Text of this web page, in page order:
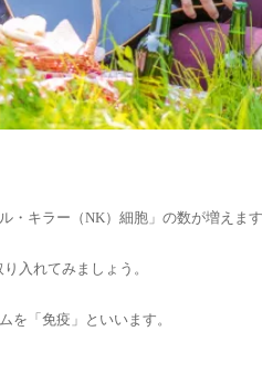
・キラー（NK）細胞」の数が増えま
入れてみましょう。
を「免疫」といいます。